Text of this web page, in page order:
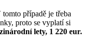
tomto případě je třeba
proto se vyplatí si
lety, 1 220 eur.